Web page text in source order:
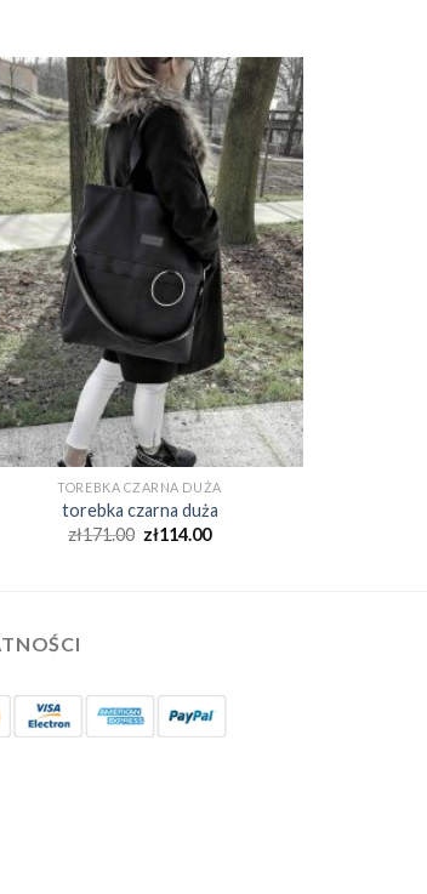
TOREBKA CZARNA DUŻA
torebka czarna duża
zł171.00 zł114.00